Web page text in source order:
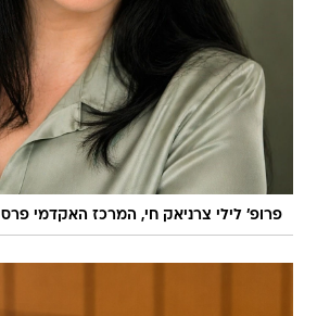
פרופ' לילי צרניאק חי, המרכז האקדמי פרס